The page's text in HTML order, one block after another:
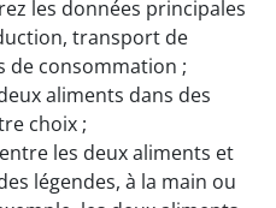
les données principales
transport de
de consommation ;
aliments dans des
choix ;
les deux aliments et
légendes, à la main ou